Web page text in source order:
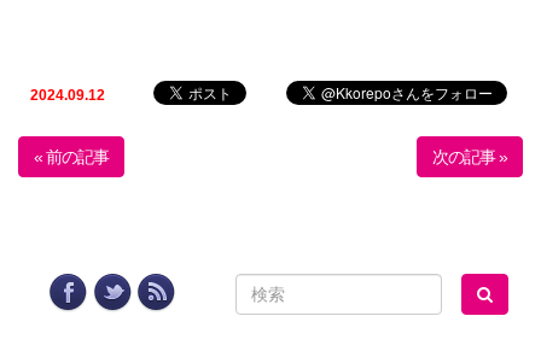
2024.09.12
« 前の記事 次の記事 »